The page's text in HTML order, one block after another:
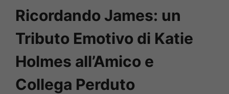
Ricordando James: un
Tributo Emotivo di Katie
Holmes all’Amico e
Collega Perduto